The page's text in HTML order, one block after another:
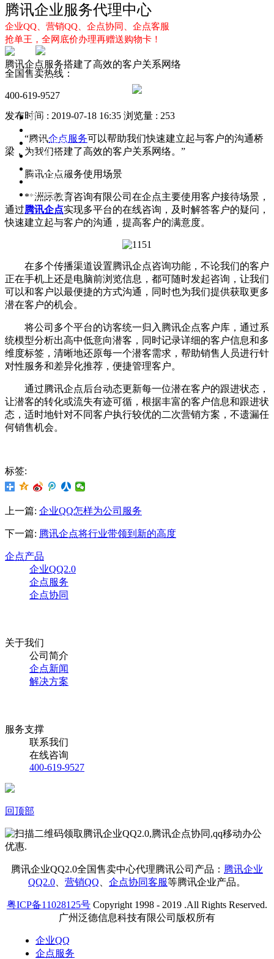
腾讯企业服务代理中心
企业QQ、营销QQ、企点协同、企点客服
抢单王，全网底价办理再赠送购物卡！
全国售卖热线：
400-619-9527
首页
企点服务
企业QQ2.0
企点协同
新闻动态
解决方案
腾讯企点服务搭建了高效的客户关系网络
发布时间 : 2019-07-18 16:35 浏览量 : 253
“腾讯企点服务可以帮助我们快速建立起与客户的沟通桥
梁，为我们搭建了高效的客户关系网络。”
腾讯企点服务使用场景
**洲际教育咨询有限公司在企点主要使用客户接待场景，
通过腾讯企点实现多平台的在线咨询，及时解答客户的疑问，
快速建立起与客户的沟通，提高客户的满意度。
在多个传播渠道设置腾讯企点咨询功能，不论我们的客户
正在手机上还是电脑前浏览信息，都可随时发起咨询，让我们
可以和客户以最便捷的方式沟通，同时也为我们提供获取更多
潜在客户的机会。
将公司多个平台的访客统一归入腾讯企点客户库，通过系
统模型分析出高中低意向潜客，同时记录详细的客户信息和多
维度标签，清晰地还原每一个潜客需求，帮助销售人员进行针
对性服务和差异化推荐，便捷管理客户。
通过腾讯企点后台动态更新每一位潜在客户的跟进状态，
让潜客的转化或流失有迹可循，根据丰富的客户信息和跟进状
态，适时地针对不同客户执行较优的二次营销方案，不遗漏任
何销售机会。
标签:
上一篇: 企业QQ怎样为公司服务
下一篇: 腾讯企点将行业带领到新的高度
企点产品
企业QQ2.0
企点服务
企点协同
关于我们
公司简介
企点新闻
解决方案
服务支撑
联系我们
在线咨询
400-619-9527
回顶部
腾讯企业QQ2.0全国售卖中心代理腾讯公司产品： 腾讯企业
QQ2.0
营销QQ 企点协同客服等腾讯企业产品。
粤ICP备11028125号 Copyright 1998 - 2019 .All Rights Reserved.
广州泛德信息科技有限公司版权所有
企业QQ
企点服务